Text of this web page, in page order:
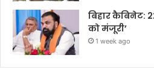
बिहार कैबिनेट:
को मंजूरी’
1 week ago